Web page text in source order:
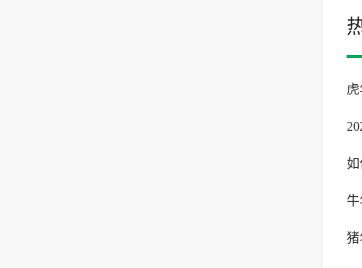
蒋
如
名
牛
祥
猪